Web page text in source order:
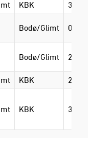
KBK 3-0
Bodø/Glimt 0-2
Bodø/Glimt 2-3
KBK 2-1
KBK 3-0